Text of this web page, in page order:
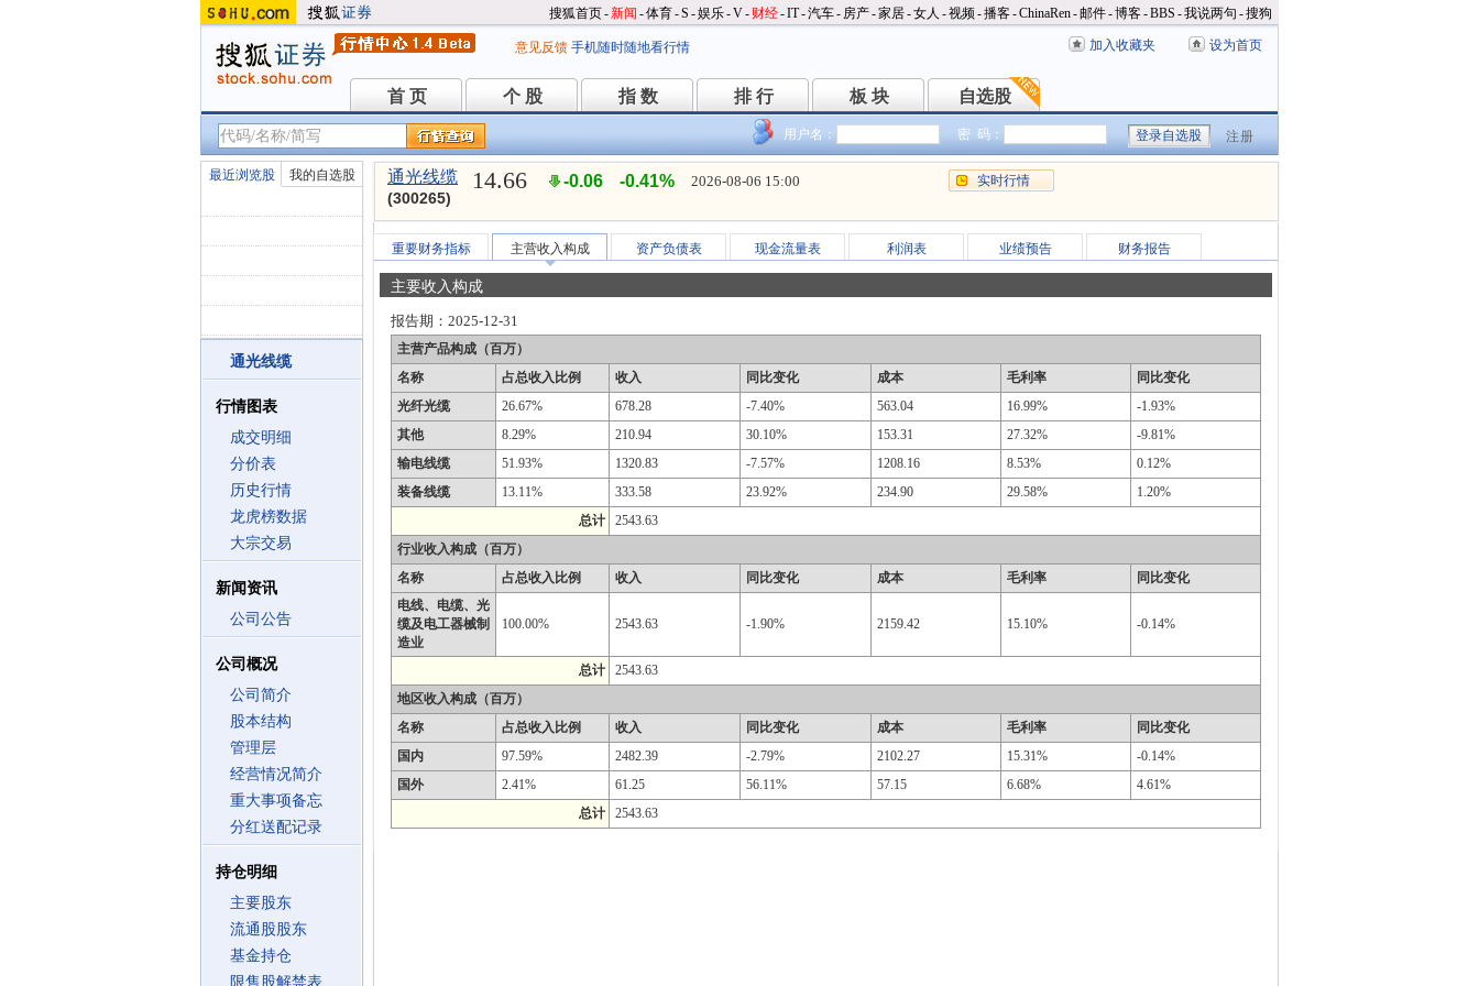
搜狐首页-新闻 -体育-S -娱乐-V- 财经-IT-汽车- 房产-家居-女人 -视频-播客-ChinaRen-邮件-博客-BBS -我说两句 -搜狗
意见反馈 手机随时随地看行情 加入收藏夹 设为首页
首 页
首 页 个 股
个 股 指 数
指 数 排 行
排 行 板 块
板 块 自选股
自选股
用户名： 密 码： 注册
最近浏览股 我的自选股
通光线缆
行情图表
成交明细
分价表
历史行情
龙虎榜数据
大宗交易
新闻资讯
公司公告
公司概况
公司简介
股本结构
管理层
经营情况简介
重大事项备忘
分红送配记录
持仓明细
主要股东
流通股股东
基金持仓
限售股解禁表
通光线缆
(300265)
14.66 -0.06 -0.41% 2026-08-06 15:00 实时行情
重要财务指标 主营收入构成 资产负债表 现金流量表 利润表 业绩预告 财务报告
主要收入构成
报告期： 2025-12-31
主营产品构成（百万）
名称
占总收入比例 收入 同比变化 成本 毛利率
同比变化
光纤光缆
26.67% 678.28 -7.40% 563.04 16.99%
-1.93%
其他
8.29% 210.94 30.10% 153.31 27.32%
-9.81%
输电线缆
51.93% 1320.83 -7.57% 1208.16 8.53%
0.12%
装备线缆
13.11% 333.58 23.92% 234.90 29.58%
1.20%
总计
2543.63
行业收入构成（百万）
名称
占总收入比例 收入 同比变化 成本 毛利率
同比变化
电线、电缆、光
缆及电工器械制
造业
100.00% 2543.63 -1.90% 2159.42 15.10% -0.14%
总计
2543.63
地区收入构成（百万）
名称
占总收入比例 收入 同比变化 成本 毛利率
同比变化
国内
97.59% 2482.39 -2.79% 2102.27 15.31%
-0.14%
国外
2.41% 61.25 56.11% 57.15 6.68%
4.61%
总计
2543.63